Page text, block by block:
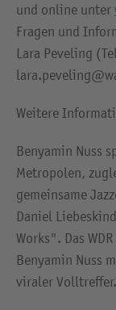
und online unter
Fragen und
Lara Peveling
Weitere
Benyamin Nuss
Metropolen,
gemeinsame
Daniel
Works". Das
Benyamin Nuss
viraler Volltreffer.